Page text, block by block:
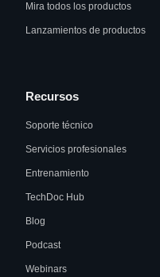
Mira todos los productos
Lanzamientos de productos
Recursos
Soporte técnico
Servicios profesionales
Entrenamiento
TechDoc Hub
Blog
Podcast
Webinars